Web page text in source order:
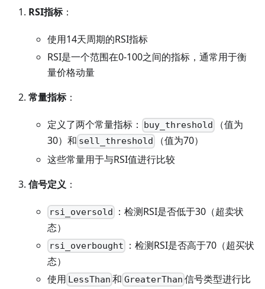
RSI指标：
使用14天周期的RSI指标
RSI是一个范围在0-100之间的指标，通常用于衡
量价格动量
常量指标：
定义了两个常量指标： buy_threshold
（值为
30）和 sell_threshold
（值为70）
这些常量用于与RSI值进行比较
信号定义 ：
rsi_oversold
：检测RSI是否低于30（超卖状
态）
rsi_overbought
：检测RSI是否高于70（超买状
态）
使用 LessThan 和 GreaterThan 信号类型进行比